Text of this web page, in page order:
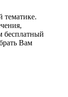
бесплатный
Вам